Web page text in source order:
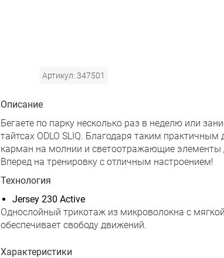
Артикул: 347501
Описание
Бегаете по парку несколько раз в неделю или
тайтсах ODLO SLIQ. Благодаря таким
карман на молнии и светоотражающие элементы
Вперед на тренировку с отличным настроением!
Технология
Jersey 230 Active
Однослойный трикотаж из микроволокна с
обеспечивает свободу движений.
Характеристики